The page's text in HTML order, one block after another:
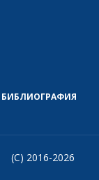
БИБЛИОГРАФИЯ
(C) 2016-2026